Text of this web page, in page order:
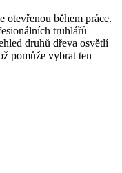
otevřenou během práce.
truhlářů
druhů dřeva osvětlí
pomůže vybrat ten